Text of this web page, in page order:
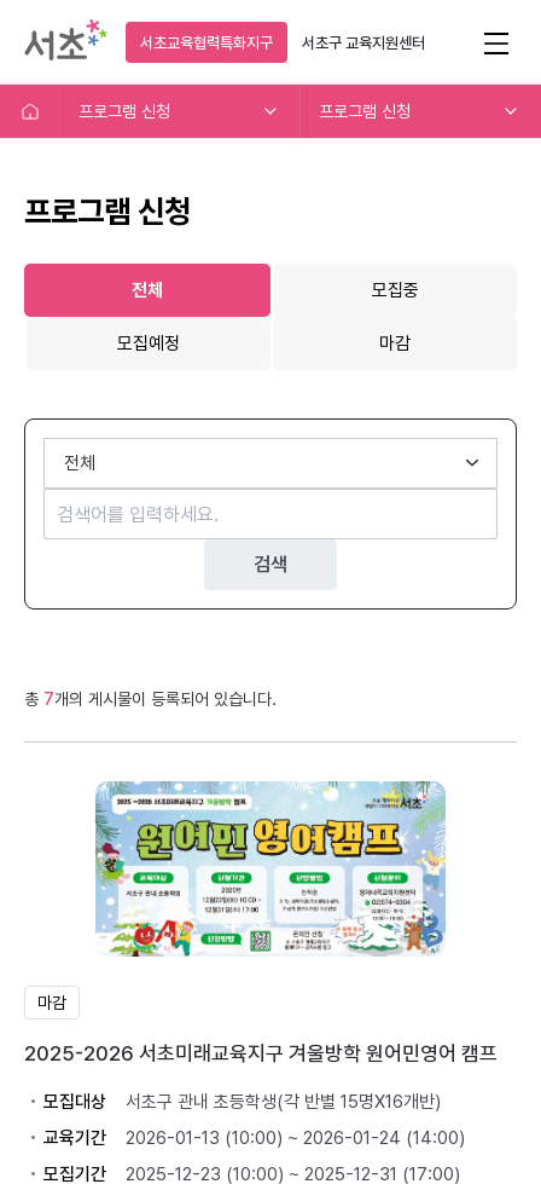
서초교육협력특화지구 서초구교육지원센터
프로그램 신청 프로그램 신청
프로그램 신청
전체 모집중
모집예정 마감
검색
총 7개의 게시물이 등록되어 있습니다.
마감
2025-2026 서초미래교육지구 겨울방학 원어민영어 캠프
모집대상
서초구 관내 초등학생(각 반별 15명X16개반)
교육기간
2026-01-13 (10:00) ~ 2026-01-24 (14:00)
모집기간
2025-12-23 (10:00) ~ 2025-12-31 (17:00)